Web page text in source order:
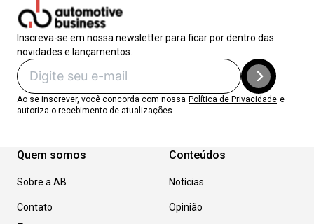
Inscreva-se em nossa newsletter para ficar por dentro das
novidades e lançamentos.
Ao se inscrever, você concorda com nossa Política de Privacidade e
autoriza o recebimento de atualizações.
Quem somos
Sobre a AB
Contato
Conteúdos
Notícias
Opinião